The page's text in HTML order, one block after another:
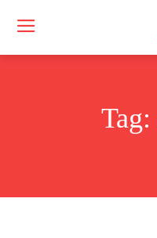
Tag: